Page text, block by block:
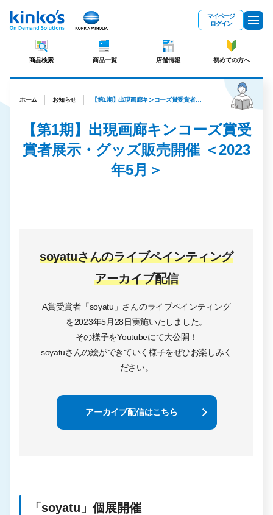
マイページ
ログイン
商品検索 商品一覧 店舗情報 初めての方へ
ホーム お知らせ 【第1期】出現画廊キンコーズ賞受賞者展示・グッズ販売開催 ＜2023年5月＞
【第1期】出現画廊キンコーズ賞受
賞者展示・グッズ販売開催 ＜2023
年5月＞
soyatuさんのライブペインティング
アーカイブ配信
A賞受賞者「soyatu」さんのライブペインティング
を2023年5月28日実施いたしました。
その様子をYoutubeにて大公開！
soyatuさんの絵ができていく様子をぜひお楽しみく
ださい。
アーカイブ配信はこちら
「soyatu」個展開催